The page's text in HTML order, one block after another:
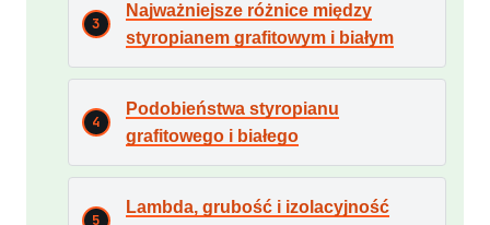
Najważniejsze różnice między
styropianem grafitowym i białym
Podobieństwa styropianu
grafitowego i białego
Lambda, grubość i izolacyjność